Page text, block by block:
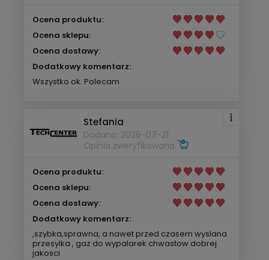
Ocena produktu:
Ocena sklepu:
Ocena dostawy:
Dodatkowy komentarz:
Wszystko ok. Polecam
Stefania
Dodano: 2026-07-21
Opinia zweryfikowana
Ocena produktu:
Ocena sklepu:
Ocena dostawy:
Dodatkowy komentarz:
,szybka,sprawna, a nawet przed czasem wyslana
przesylka , gaz do wypalarek chwastow dobrej
jakosci